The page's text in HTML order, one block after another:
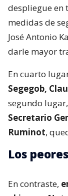
despliegue en
medidas de
José Antonio
darle mayor
En cuarto
Segegob,
segundo
Secretario
Ruminot,
Los
En contraste,